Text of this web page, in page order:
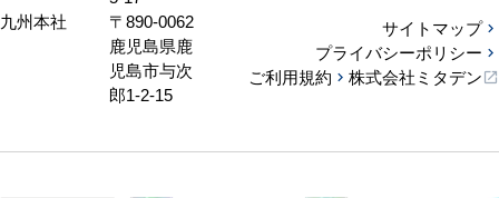
九州本社
〒890-0062
鹿児島県鹿
児島市与次
郎1-2-15
サイトマップ
プライバシーポリシー
ご利用規約
株式会社ミタデン